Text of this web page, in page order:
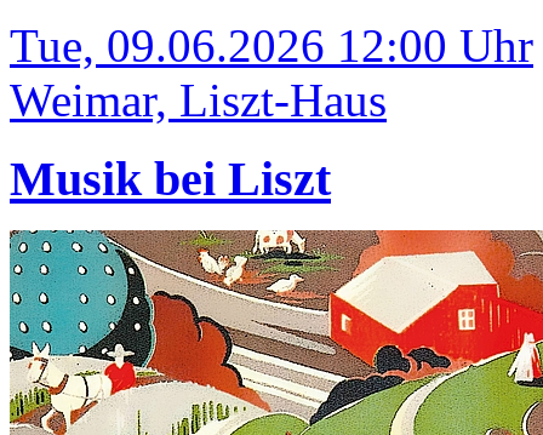
Tue, 09.06.2026 12:00 Uhr
Weimar, Liszt-Haus
Musik bei Liszt